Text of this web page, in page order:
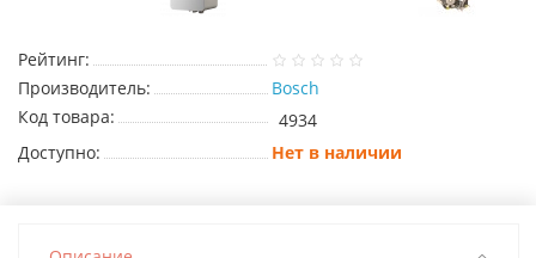
Рейтинг:
Производитель:
Bosch
Код товара:
4934
Доступно:
Нет в наличии